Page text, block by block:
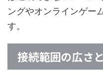
ングやオンラインゲー
す。
接続範囲の広さ